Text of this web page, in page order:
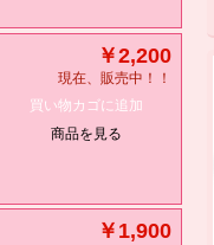
￥2,200
現在、販売中！！
買い物カゴに追加
商品を見る
￥1,900